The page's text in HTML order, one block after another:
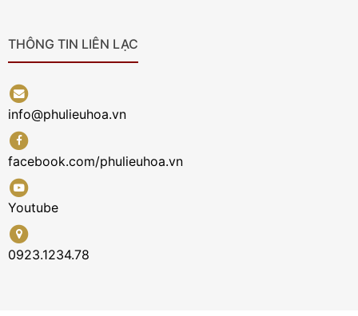
THÔNG TIN LIÊN LẠC
info@phulieuhoa.vn
facebook.com/phulieuhoa.vn
Youtube
0923.1234.78